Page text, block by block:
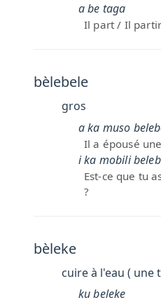
a be taga
Il part / Il
bèlebele
gros
a ka muso
Il a épousé
i ka mobili
Est-ce que tu
?
bèleke
cuire à l'eau ( une
ku beleke